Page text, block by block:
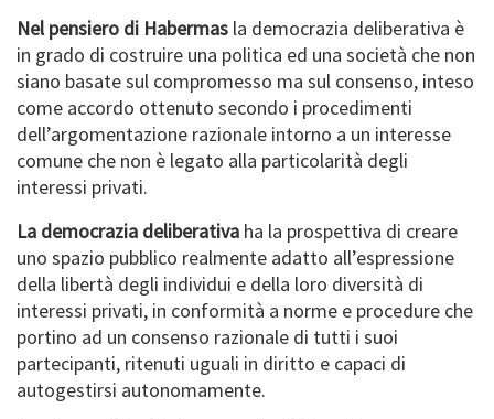
Nel pensiero di Habermas la democrazia deliberativa è
in grado di costruire una politica ed una società che non
siano basate sul compromesso ma sul consenso, inteso
come accordo ottenuto secondo i procedimenti
dell’argomentazione razionale intorno a un interesse
comune che non è legato alla particolarità degli
interessi privati.
La democrazia deliberativa ha la prospettiva di creare
uno spazio pubblico realmente adatto all’espressione
della libertà degli individui e della loro diversità di
interessi privati, in conformità a norme e procedure che
portino ad un consenso razionale di tutti i suoi
partecipanti, ritenuti uguali in diritto e capaci di
autogestirsi autonomamente.